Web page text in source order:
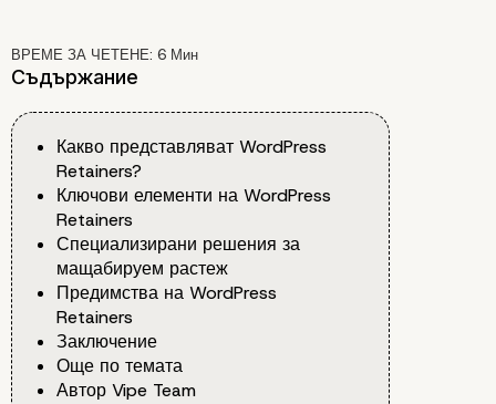
ВРЕМЕ ЗА ЧЕТЕНЕ: 6 Мин
Съдържание
Какво представляват WordPress
Retainers?
Ключови елементи на WordPress
Retainers
Специализирани решения за
мащабируем растеж
Предимства на WordPress
Retainers
Заключение
Още по темата
Автор Vipe Team